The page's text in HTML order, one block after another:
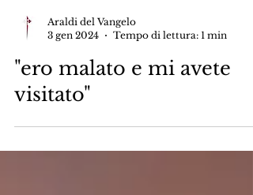
Araldi del Vangelo
3 gen 2024
"ero malato e mi avete
visitato"